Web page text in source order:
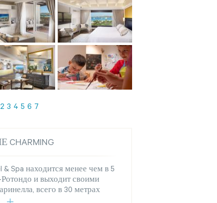
2 3 4 5 6 7
& Spa находится менее чем в 5
и выходит своими
всего в 30 метрах